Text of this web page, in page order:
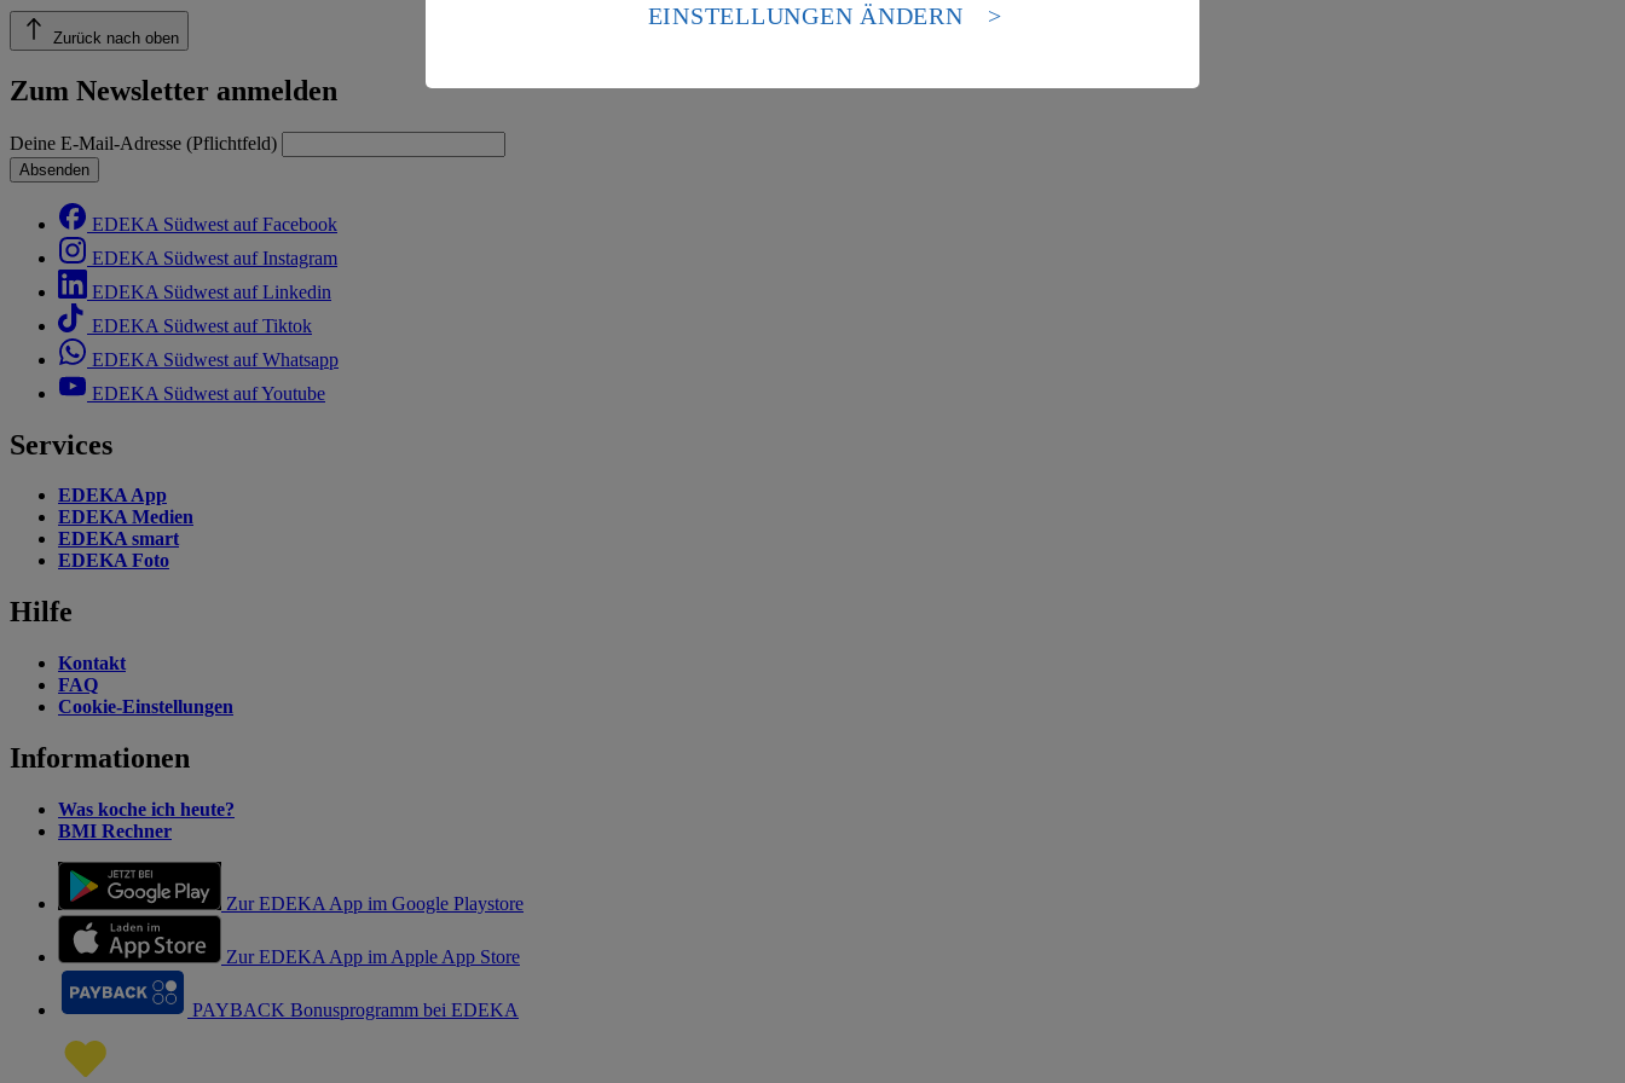
Zurück nach oben
Zum Newsletter anmelden
Deine E-Mail-Adresse (Pflichtfeld)
Absenden
EDEKA Südwest auf Facebook
EDEKA Südwest auf Instagram
EDEKA Südwest auf Linkedin
EDEKA Südwest auf Tiktok
EDEKA Südwest auf Whatsapp
EDEKA Südwest auf Youtube
Services
EDEKA App
EDEKA Medien
EDEKA smart
EDEKA Foto
Hilfe
Kontakt
FAQ
Cookie-Einstellungen
Informationen
Was koche ich heute?
BMI Rechner
Zur EDEKA App im Google Playstore
Zur EDEKA App im Apple App Store
PAYBACK Bonusprogramm bei EDEKA
Risiko eines Zugriffs durch US-amerikanische Behörden.
EINSTELLUNGEN ÄNDERN